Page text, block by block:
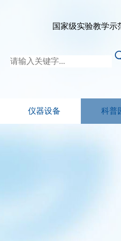
国家级实验教学示
仪器设备 科普